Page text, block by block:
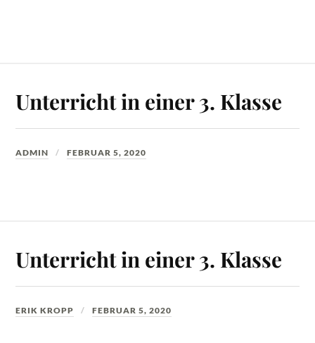
Unterricht in einer 3. Klasse
ADMIN FEBRUAR 5, 2020
Unterricht in einer 3. Klasse
ERIK KROPP FEBRUAR 5, 2020